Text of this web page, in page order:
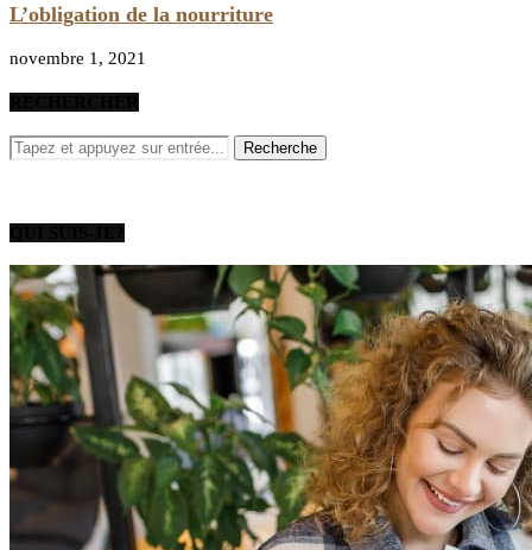
L’obligation de la nourriture
novembre 1, 2021